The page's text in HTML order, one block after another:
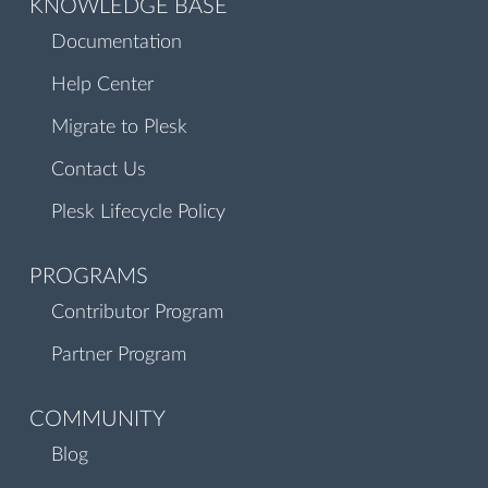
KNOWLEDGE BASE
Documentation
Help Center
Migrate to Plesk
Contact Us
Plesk Lifecycle Policy
PROGRAMS
Contributor Program
Partner Program
COMMUNITY
Blog